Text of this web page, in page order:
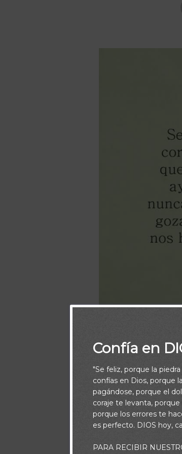
Era Abram de edad de
Dios Todopoderoso;
Confía en
"Se feliz, porque la
confías en Dios, porque
pagándose, porque el
coraje te levanta,
porque los errores te
es perfecto. DIOS hoy,
PARA RECIBIR